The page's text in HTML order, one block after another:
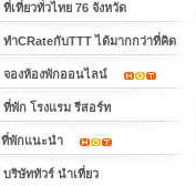
ที่เที่ยวทั่วไทย 76 จังหวัด
ทำCRateกับTTT ได้มากกว่าที่คิด
จองห้องพักออนไลน์
ที่พัก โรงแรม รีสอร์ท
ที่พักแนะนำ
บริษัททัวร์ นำเที่ยว